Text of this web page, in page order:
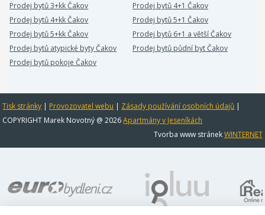
Prodej bytů 3+kk Čakov
Prodej bytů 4+1 Čakov
Prodej bytů 4+kk Čakov
Prodej bytů 5+1 Čakov
Prodej bytů 5+kk Čakov
Prodej bytů 6+1 a větší Čakov
Prodej bytů atypické byty Čakov
Prodej bytů půdní byt Čakov
Prodej bytů pokoje Čakov
Tisk stránky | Provozovatel webu | Zásady používání osobních údajů |
COPYRIGHT Marek Novotný @ 2026Apartmány v Jeseníkách
Tvorba www stránekWINTERNET